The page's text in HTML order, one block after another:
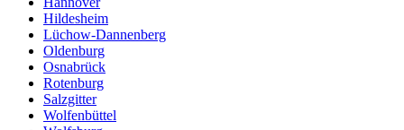
Hildesheim
Lüchow-Dannenberg
Oldenburg
Osnabrück
Rotenburg
Salzgitter
Wolfenbüttel